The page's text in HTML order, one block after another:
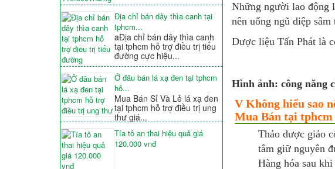
Địa chỉ bán dây thìa canh tại
tphcm...
aĐịa chỉ bán dây thìa canh
tại tphcm hỗ trợ điều trị tiểu
đường cực hiệu...
Ở đâu bán lá xạ đen tại tphcm
hỗ...
Mua Bán Sỉ Và Lẻ lá xạ đen
tại tphcm hỗ trợ điều trị ung
thư giá...
Tía tô an thai hiệu quả giá
120.000 vnđ
Những người lao động
nên uống ngũ diệp
Dược liệu Tấn Phát là
Hình ảnh: công năng
V Không hiểu sao
Mua Bán tại tphcm
Thảo dược giảo
tâm giữ nguyên
Hàng hóa sau